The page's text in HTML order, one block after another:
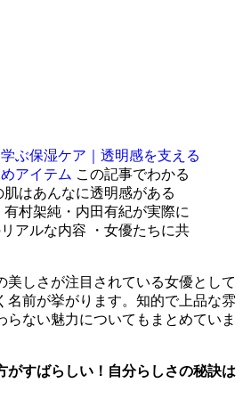
ぶ保湿ケア｜透明感を支える
アイテム この記事でわかる
はあんなに透明感がある
村架純・内田有紀が実際に
アルな内容 ・女優たちに共
美しさが注目されている女優として
名前が挙がります。知的で上品な雰
らない魅力についてもまとめていま
がすばらしい！自分らしさの秘訣は